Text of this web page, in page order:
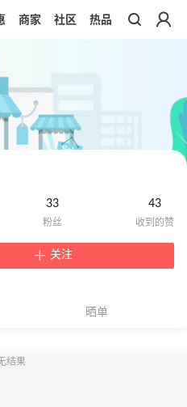
商家 社区 热品
33 43
关注
晒单
结果